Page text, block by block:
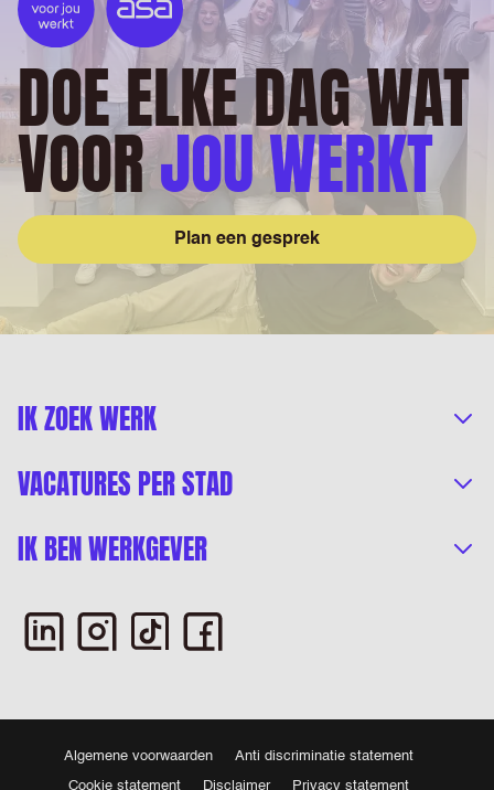
DOE ELKE DAG WAT
VOORJOU WERKT
Plan een gesprek
IK ZOEK WERK
VACATURES PER STAD
IK BEN WERKGEVER
Algemene voorwaarden Anti discriminatie statement
Cookie statement Disclaimer Privacy statement